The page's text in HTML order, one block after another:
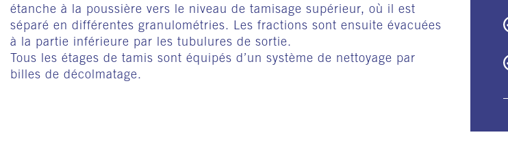
étanche à la poussière vers le niveau de tamisage supérieur, où il est
séparé en différentes granulométries. Les fractions sont ensuite évacuées
à la partie inférieure par les tubulures de sortie.
Tous les étages de tamis sont équipés d’un système de nettoyage par
billes de décolmatage.